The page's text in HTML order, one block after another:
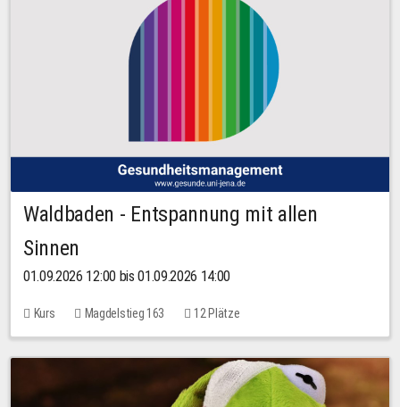
Waldbaden - Entspannung mit allen
Sinnen
01.09.2026 12:00 bis 01.09.2026 14:00
Kurs Magdelstieg 163 12 Plätze